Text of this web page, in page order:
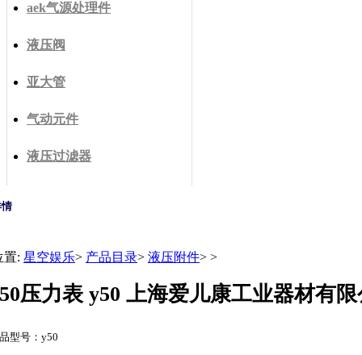
aek气源处理件
液压阀
亚大管
气动元件
液压过滤器
置: 星空娱乐> 产品目录> 液压附件> >
压力表 y50 上海爱儿康工业器材有
型号：y50